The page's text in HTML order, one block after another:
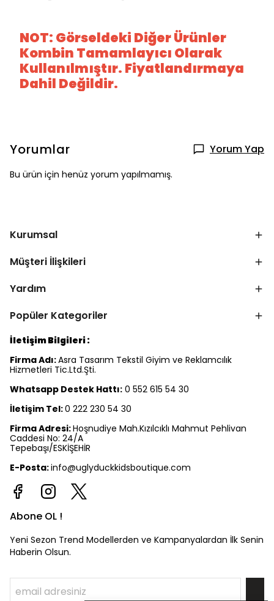
NOT: Görseldeki Diğer Ürünler
Kombin Tamamlayıcı Olarak
Kullanılmıştır. Fiyatlandırmaya
Dahil Değildir.
Yorumlar Yorum Yap
Bu ürün için henüz yorum yapılmamış.
Kurumsal
Müşteri İlişkileri
Yardım
Popüler Kategoriler
İletişim Bilgileri :
Firma Adı:Asra Tasarım Tekstil Giyim ve Reklamcılık
Hizmetleri Tic.Ltd.Şti.
Whatsapp Destek Hattı: 0 552 615 54 30
İletişim Tel:0 222 230 54 30
Firma Adresi:Hoşnudiye Mah.Kızılcıklı Mahmut Pehlivan
Caddesi No: 24/A
Tepebaşı/ESKİŞEHİR
E-Posta:info@uglyduckkidsboutique.com
Abone OL !
Yeni Sezon Trend Modellerden ve Kampanyalardan İlk Senin
Haberin Olsun.